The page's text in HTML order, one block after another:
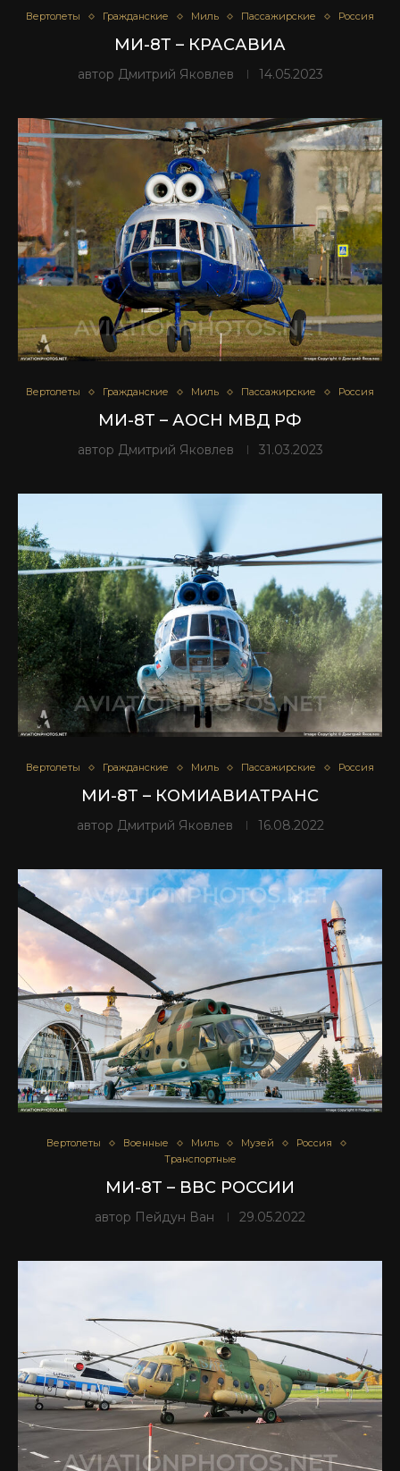
Вертолеты Гражданские Миль Пассажирские Россия
МИ-8Т – КРАСАВИА
автор Дмитрий Яковлев 14.05.2023
Вертолеты Гражданские Миль Пассажирские Россия
МИ-8Т – АОСН МВД РФ
автор Дмитрий Яковлев 31.03.2023
Вертолеты Гражданские Миль Пассажирские Россия
МИ-8Т – КОМИАВИАТРАНС
автор Дмитрий Яковлев 16.08.2022
Вертолеты Военные Миль Музей
Россия
Транспортные
МИ-8Т – ВВС РОССИИ
автор Пейдун Ван 29.05.2022